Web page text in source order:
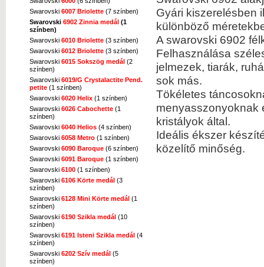
Swarovski 6007 Briolette (7 színben)
Swarovski 6902 Zinnia medál (1
színben)
Swarovski 6010 Briolette (3 színben)
Swarovski 6012 Briolette (3 színben)
Swarovski 6015 Sokszög medál (2
színben)
Swarovski 6019/G Crystalactite Pend.
petite (1 színben)
Swarovski 6020 Helix (1 színben)
Swarovski 6026 Cabochette (1
színben)
Swarovski 6040 Helios (4 színben)
Swarovski 6058 Metro (1 színben)
Swarovski 6090 Baroque (6 színben)
Swarovski 6091 Baroque (1 színben)
Swarovski 6100 (1 színben)
Swarovski 6106 Körte medál (3
színben)
Swarovski 6128 Mini Körte medál (1
színben)
Swarovski 6190 Szikla medál (10
színben)
Swarovski 6191 Isteni Szikla medál (4
színben)
Swarovski 6202 Szív medál (5
színben)
Gyári kiszerelésben
különböző
A swarovski 6902
Felhasználása
jelmezek, tiarák,
sok más.
Tökéletes
menyasszonyoknak
kristályok által.
Ideális ékszer
közelítő minőség.